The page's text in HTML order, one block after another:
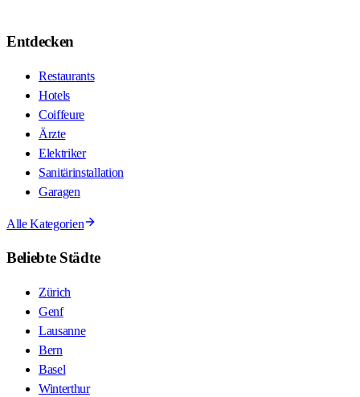
Entdecken
Restaurants
Hotels
Coiffeure
Ärzte
Elektriker
Sanitärinstallation
Garagen
Alle Kategorien
Beliebte Städte
Zürich
Genf
Lausanne
Bern
Basel
Winterthur